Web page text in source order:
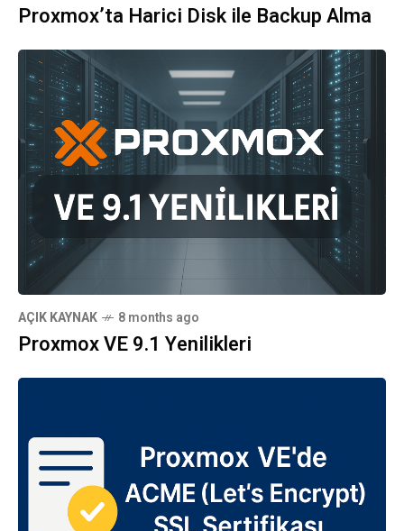
Proxmox’ta Harici Disk ile Backup Alma
AÇIK KAYNAK 8 months ago
Proxmox VE 9.1 Yenilikleri